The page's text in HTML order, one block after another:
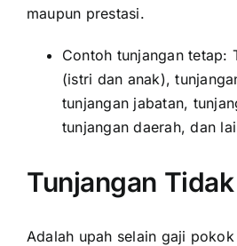
maupun prestasi.
Contoh tunjangan tetap:
(istri dan anak),
tunjangan jabatan,
tunjangan daerah, dan
Tunjangan
Adalah upah selain gaji